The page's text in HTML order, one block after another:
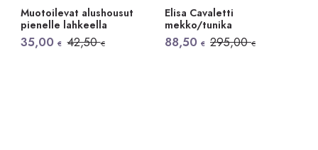
Muotoilevat alushousut
pienelle lahkeella
42,50€
Alkuperäinen
hinta
35,00€
Nykyinen
hinta
Elisa Cavaletti
mekko/tunika
295,00€
Alkuperäinen
hinta
88,50 €
Nykyinen
hinta